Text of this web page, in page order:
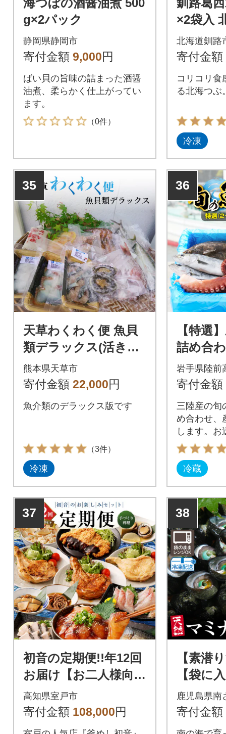
海つぼの酒醤油煮 500
g×2パック
静岡県静岡市
寄付金額 9,000円
ばい貝の旨味の詰まった酒醤
油煮、柔らかく仕上がってい
ます。
（0件）
釧路葛
×2袋入
北海道
北海道釧路
寄付金額
コリコリ食
る北海つぶ
冷凍
35
天草わくわく便 魚貝
類デラックス(活きあ
わび、車海老パック
など)_S059-002A
熊本県天草市
寄付金額 22,000円
魚介類のデラックス版です
（3件）
冷凍
36
【特選
詰め合
済】(2
魚 海鮮
岩手県陸前
寄付金額
三陸産の旬
め合わせ、
します。お
や、調理の
封いたしま
お魚でも安
冷蔵
37
初音の定期便!!年12回
お届け【お二人様向
け】
高知県室戸市
寄付金額 108,000円
38
【素潜
【袋に
ままで
【南さ
鹿児島県南
寄付金額